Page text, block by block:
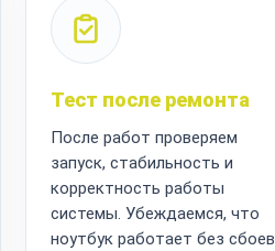
Тест после ремонта
После работ проверяем
запуск, стабильность и
корректность работы
системы. Убеждаемся, что
ноутбук работает без сбоев